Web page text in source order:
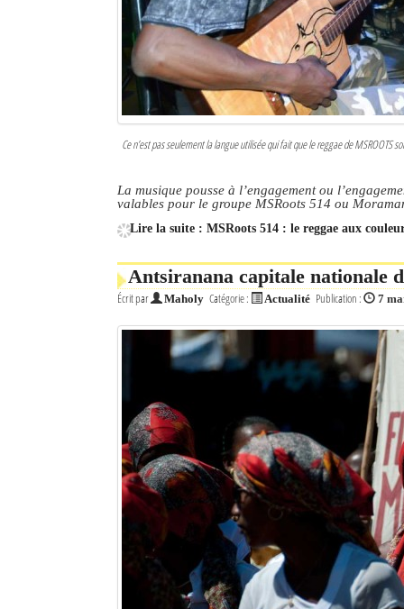
Ce n’est pas seulement la langue utilisée qui fait que le reggae de
La musique pousse à l’engagement ou
valables pour le groupe MSRoots 514 ou
Lire la suite : MSRoots 514 : le reggae aux
Antsiranana capitale nationale
Écrit par Maholy Catégorie : Actualité Publication : 7